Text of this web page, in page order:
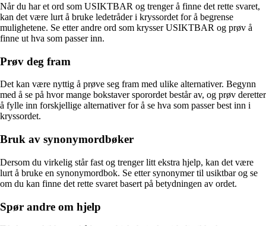
Når du har et ord som USIKTBAR og trenger å finne det rette svaret,
kan det være lurt å bruke ledetråder i kryssordet for å begrense
mulighetene. Se etter andre ord som krysser USIKTBAR og prøv å
finne ut hva som passer inn.
Prøv deg fram
Det kan være nyttig å prøve seg fram med ulike alternativer. Begynn
med å se på hvor mange bokstaver sporordet består av, og prøv deretter
å fylle inn forskjellige alternativer for å se hva som passer best inn i
kryssordet.
Bruk av synonymordbøker
Dersom du virkelig står fast og trenger litt ekstra hjelp, kan det være
lurt å bruke en synonymordbok. Se etter synonymer til usiktbar og se
om du kan finne det rette svaret basert på betydningen av ordet.
Spør andre om hjelp